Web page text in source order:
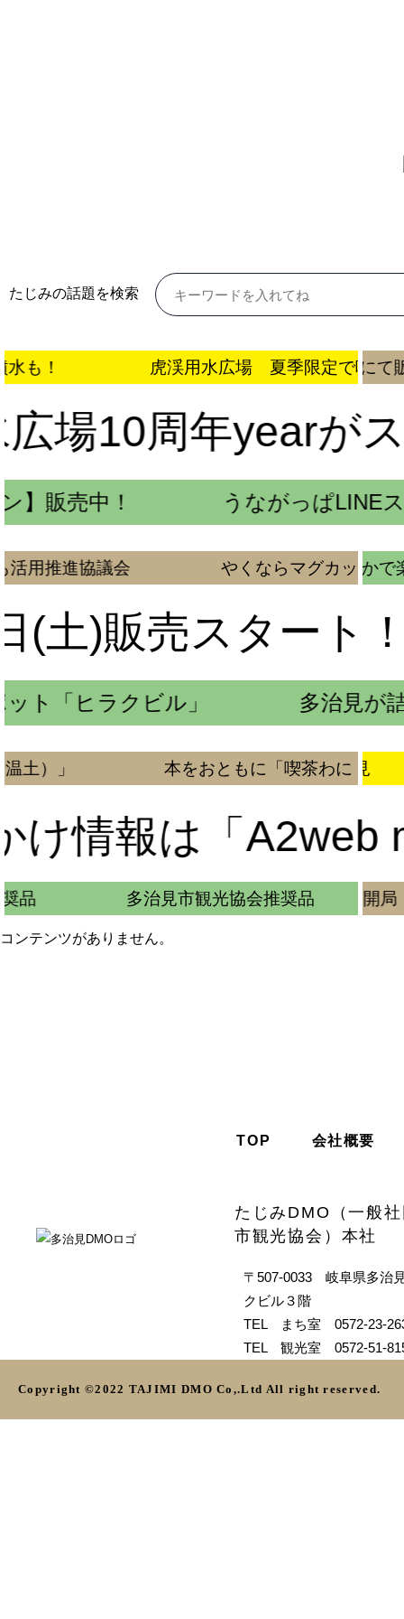
たじみの話題を検索
も！ 虎渓用水広場 夏季限定で噴水
うながっぱ新商品 駅案内所・PRセンターにて
場10周年yearが
】販売中！ うながっぱLINE
JR多治見駅コンコースがマルシ
用推進協議会 やくならマグカップも
り、美味しいご飯やまち巡りなど…個性豊かで楽
(土)販売スタート
ト「ヒラクビル」 多治見が
多治見市
土）」 本をおともに「喫茶わに（カ
かまや多治見
情報は「A2web
品 多治見市観光協会推奨品
さかさま不動産 多治見支局開
コンテンツがありません。
TOP 会社概要
たじみDMO（一般
市観光協会）本社
〒507-0033 岐阜県多治
クビル３階
TEL まち室 0572-23-
TEL 観光室 0572-51-
Copyright ©2022 TAJIMI DMO Co,.Ltd All right reserved.